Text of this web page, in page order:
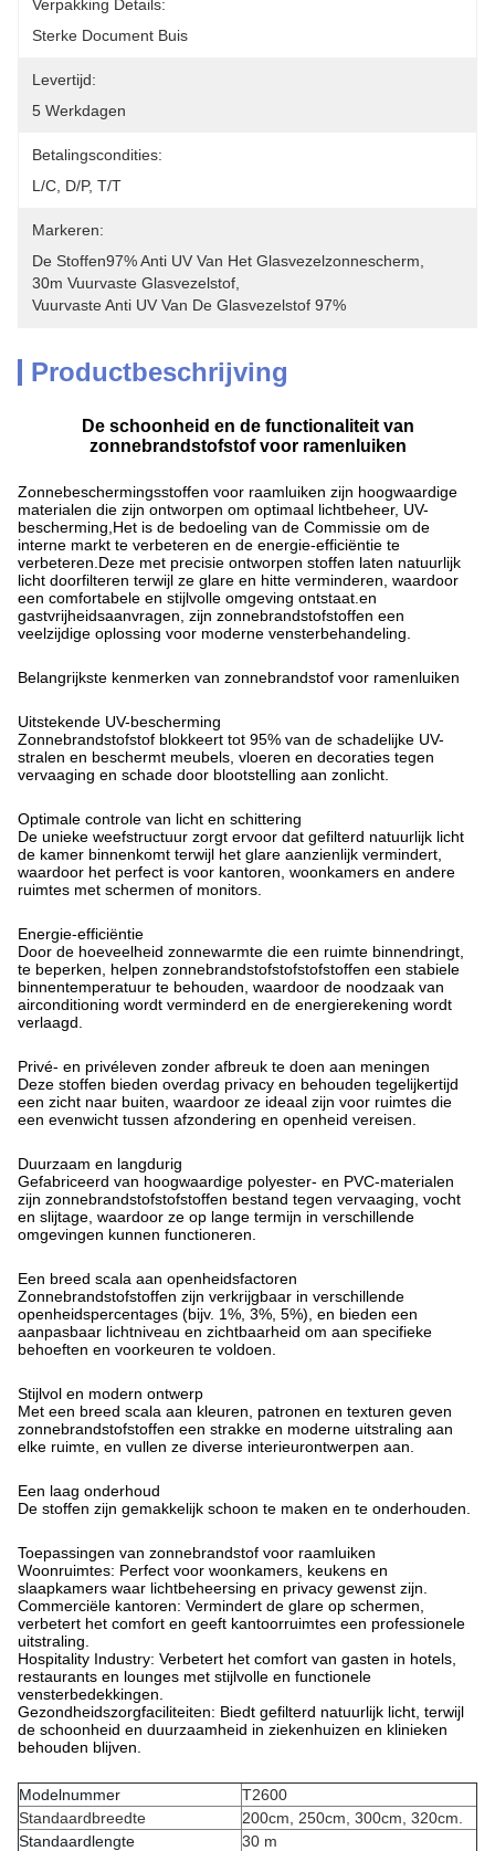
Verpakking Details:
Sterke Document Buis
Levertijd:
5 Werkdagen
Betalingscondities:
L/C, D/P, T/T
Markeren:
De Stoffen97% Anti UV Van Het Glasvezelzonnescherm
30m Vuurvaste Glasvezelstof
Vuurvaste Anti UV Van De Glasvezelstof 97%
Productbeschrijving
De schoonheid en de functionaliteit van
zonnebrandstofstof voor ramenluiken
Zonnebeschermingsstoffen voor raamluiken zijn hoogwaardige
materialen die zijn ontworpen om optimaal lichtbeheer, UV-
bescherming,Het is de bedoeling van de Commissie om de
interne markt te verbeteren en de energie-efficiëntie te
verbeteren.Deze met precisie ontworpen stoffen laten natuurlijk
licht doorfilteren terwijl ze glare en hitte verminderen, waardoor
een comfortabele en stijlvolle omgeving ontstaat.en
gastvrijheidsaanvragen, zijn zonnebrandstofstoffen een
veelzijdige oplossing voor moderne vensterbehandeling.
Belangrijkste kenmerken van zonnebrandstof voor ramenluiken
Uitstekende UV-bescherming
Zonnebrandstofstof blokkeert tot 95% van de schadelijke UV-
stralen en beschermt meubels, vloeren en decoraties tegen
vervaaging en schade door blootstelling aan zonlicht.
Optimale controle van licht en schittering
De unieke weefstructuur zorgt ervoor dat gefilterd natuurlijk licht
de kamer binnenkomt terwijl het glare aanzienlijk vermindert,
waardoor het perfect is voor kantoren, woonkamers en andere
ruimtes met schermen of monitors.
Energie-efficiëntie
Door de hoeveelheid zonnewarmte die een ruimte binnendringt,
te beperken, helpen zonnebrandstofstofstofstoffen een stabiele
binnentemperatuur te behouden, waardoor de noodzaak van
airconditioning wordt verminderd en de energierekening wordt
verlaagd.
Privé- en privéleven zonder afbreuk te doen aan meningen
Deze stoffen bieden overdag privacy en behouden tegelijkertijd
een zicht naar buiten, waardoor ze ideaal zijn voor ruimtes die
een evenwicht tussen afzondering en openheid vereisen.
Duurzaam en langdurig
Gefabriceerd van hoogwaardige polyester- en PVC-materialen
zijn zonnebrandstofstofstoffen bestand tegen vervaaging, vocht
en slijtage, waardoor ze op lange termijn in verschillende
omgevingen kunnen functioneren.
Een breed scala aan openheidsfactoren
Zonnebrandstofstoffen zijn verkrijgbaar in verschillende
openheidspercentages (bijv. 1%, 3%, 5%), en bieden een
aanpasbaar lichtniveau en zichtbaarheid om aan specifieke
behoeften en voorkeuren te voldoen.
Stijlvol en modern ontwerp
Met een breed scala aan kleuren, patronen en texturen geven
zonnebrandstofstoffen een strakke en moderne uitstraling aan
elke ruimte, en vullen ze diverse interieurontwerpen aan.
Een laag onderhoud
De stoffen zijn gemakkelijk schoon te maken en te onderhouden.
Toepassingen van zonnebrandstof voor raamluiken
Woonruimtes: Perfect voor woonkamers, keukens en
slaapkamers waar lichtbeheersing en privacy gewenst zijn.
Commerciële kantoren: Vermindert de glare op schermen,
verbetert het comfort en geeft kantoorruimtes een professionele
uitstraling.
Hospitality Industry: Verbetert het comfort van gasten in hotels,
restaurants en lounges met stijlvolle en functionele
vensterbedekkingen.
Gezondheidszorgfaciliteiten: Biedt gefilterd natuurlijk licht, terwijl
de schoonheid en duurzaamheid in ziekenhuizen en klinieken
behouden blijven.
Modelnummer
T2600
Standaardbreedte
200cm, 250cm, 300cm, 320cm.
Standaardlengte
30 m